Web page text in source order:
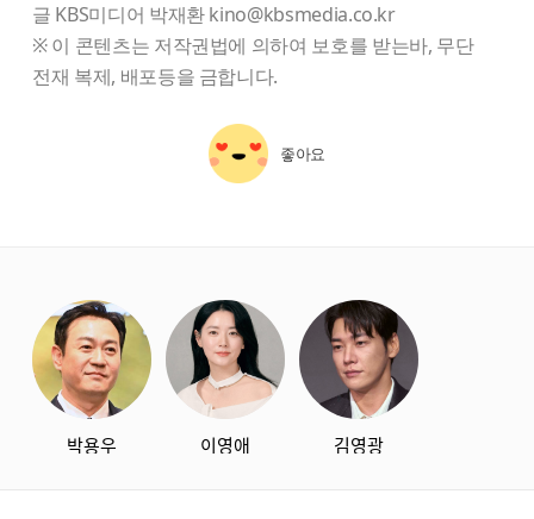
글 KBS미디어 박재환 kino@kbsmedia.co.kr
※ 이 콘텐츠는 저작권법에 의하여 보호를 받는바, 무단
전재 복제, 배포등을 금합니다.
좋아요
박용우 이영애 김영광